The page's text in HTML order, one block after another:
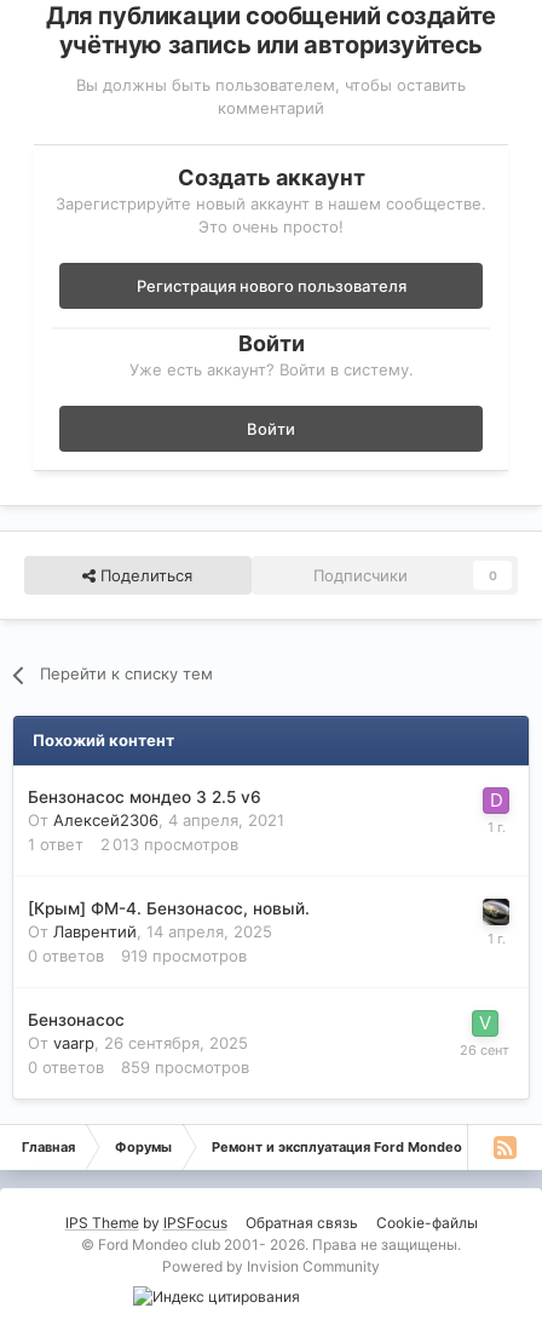
Для публикации сообщений создайте
учётную запись или авторизуйтесь
Вы должны быть пользователем, чтобы оставить
комментарий
Создать аккаунт
Зарегистрируйте новый аккаунт в нашем сообществе.
Это очень просто!
Регистрация нового пользователя
Войти
Уже есть аккаунт? Войти в систему.
Войти
Поделиться Подписчики 0
Перейти к списку тем
Похожий контент
Бензонасос мондео 3 2.5 v6
От Алексей2306, 4 апреля, 2021
1 ответ 2 013 просмотров
[Крым] ФМ-4. Бензонасос, новый.
От Лаврентий, 14 апреля, 2025
0 ответов 919 просмотров
Бензонасос
От vaarp, 26 сентября, 2025
0 ответов 859 просмотров
Главная Форумы Ремонт и эксплуатация Ford Mondeo
IPS Themeby IPSFocus Обратная связь
Cookie-файлы
© Ford Mondeo club 2001- 2026. Права не защищены.
Powered by Invision Community